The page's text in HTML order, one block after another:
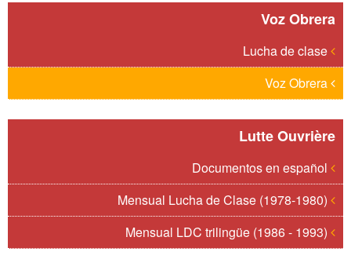
Voz Obrera
Lutte Ouvrière